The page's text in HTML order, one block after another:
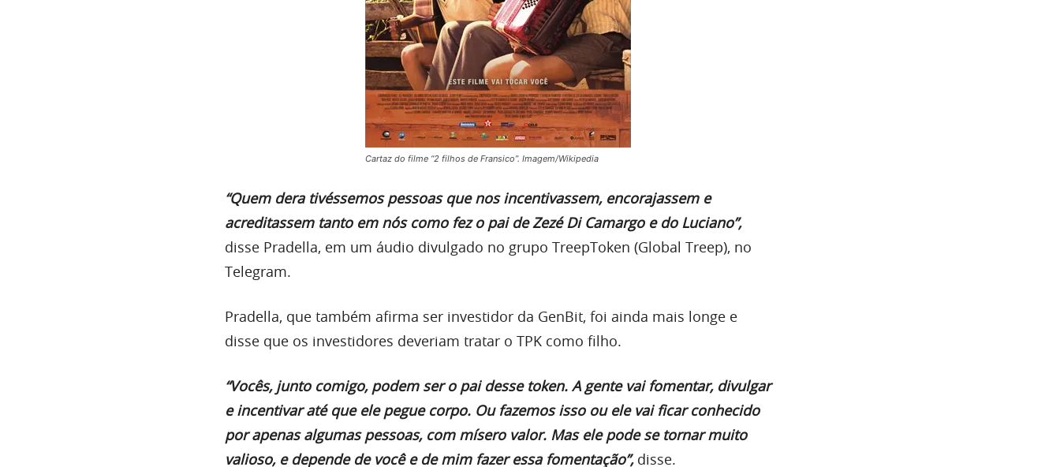
Cartaz do filme “2 filhos de Fransico”. Imagem/Wikipedia
“Quem dera tivéssemos pessoas que nos incentivassem, encorajassem e
acreditassem tanto em nós como fez o pai de Zezé Di Camargo e do Luciano”,
disse Pradella, em um áudio divulgado no grupo TreepToken (Global Treep), no
Telegram.
Pradella, que também afirma ser investidor da GenBit, foi ainda mais longe e
disse que os investidores deveriam tratar o TPK como filho.
“Vocês, junto comigo, podem ser o pai desse token. A gente vai fomentar, divulgar
e incentivar até que ele pegue corpo. Ou fazemos isso ou ele vai ficar conhecido
por apenas algumas pessoas, com mísero valor. Mas ele pode se tornar muito
valioso, e depende de você e de mim fazer essa fomentação”,disse.